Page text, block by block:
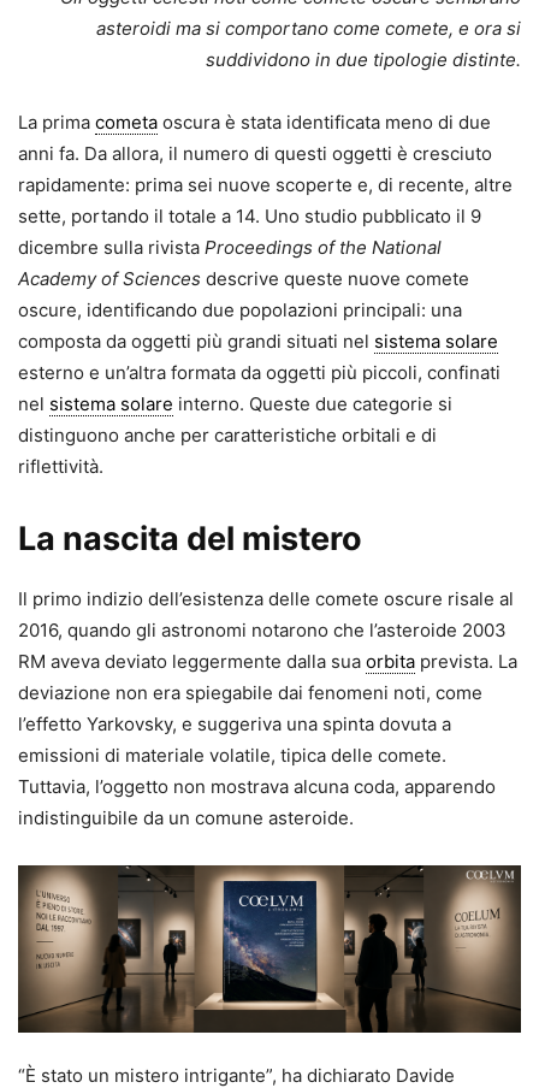
asteroidi ma si comportano come comete, e ora si
suddividono in due tipologie distinte.
La prima cometa oscura è stata identificata meno di due
anni fa. Da allora, il numero di questi oggetti è cresciuto
rapidamente: prima sei nuove scoperte e, di recente, altre
sette, portando il totale a 14. Uno studio pubblicato il 9
dicembre sulla rivista Proceedings of the National
Academy of Sciences descrive queste nuove comete
oscure, identificando due popolazioni principali: una
composta da oggetti più grandi situati nel sistema solare
esterno e un’altra formata da oggetti più piccoli, confinati
nel sistema solare interno. Queste due categorie si
distinguono anche per caratteristiche orbitali e di
riflettività.
La nascita del mistero
Il primo indizio dell’esistenza delle comete oscure risale al
2016, quando gli astronomi notarono che l’asteroide 2003
RM aveva deviato leggermente dalla sua orbita prevista. La
deviazione non era spiegabile dai fenomeni noti, come
l’effetto Yarkovsky, e suggeriva una spinta dovuta a
emissioni di materiale volatile, tipica delle comete.
Tuttavia, l’oggetto non mostrava alcuna coda, apparendo
indistinguibile da un comune asteroide.
“È stato un mistero intrigante”, ha dichiarato Davide